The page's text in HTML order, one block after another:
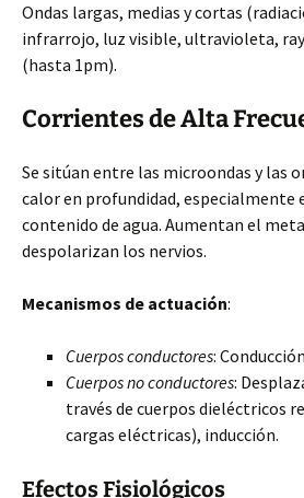
Ondas largas, medias y cortas
infrarrojo, luz visible, ultravioleta,
(hasta 1pm).
Corrientes de Alta
Se sitúan entre las microondas y las
calor en profundidad, especialmente
contenido de agua. Aumentan el
despolarizan los nervios.
Mecanismos de actuación:
Cuerpos conductores:
Cuerpos no conductores:
través de cuerpos dieléctricos
cargas eléctricas), inducción.
Efectos Fisiológicos